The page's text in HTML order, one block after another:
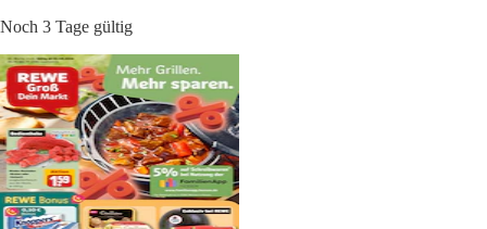
Noch 3 Tage gültig